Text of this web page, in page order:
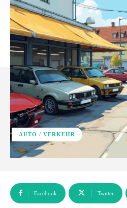
AUTO / VERKEHR
Facebook Twitter